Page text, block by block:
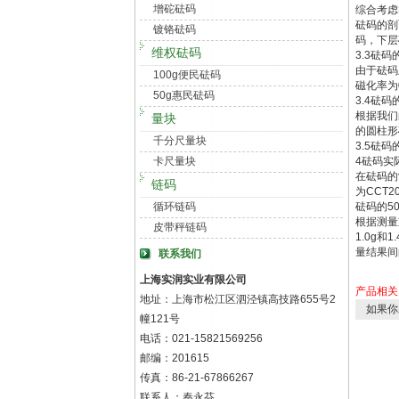
增砣砝码
镀铬砝码
维权砝码
100g便民砝码
50g惠民砝码
量块
千分尺量块
卡尺量块
链码
循环链码
皮带秤链码
联系我们
上海实润实业有限公司
地址：上海市松江区泗泾镇高技路655号2
幢121号
电话：021-15821569256
邮编：201615
传真：86-21-67866267
综合考
砝码的
码，下
3.3砝码
由于砝
磁化率
3.4砝码
根据我
的圆柱
3.5砝码
4砝码实
在砝码
为
砝码的
根据测
1.0g和
量结果
产品相
如果你